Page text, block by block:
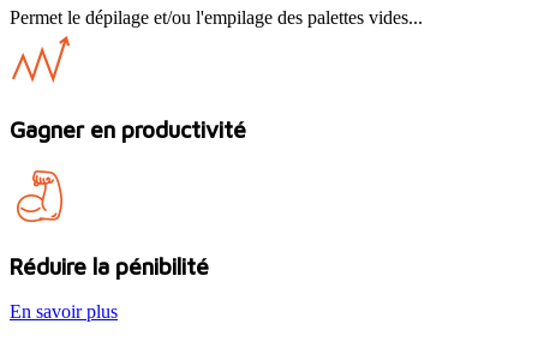
Permet le dépilage et/ou l'empilage des palettes vides...
Gagner en productivité
Réduire la pénibilité
En savoir plus